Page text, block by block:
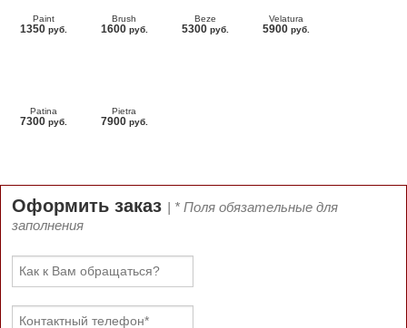
Paint
1350 руб.
Brush
1600 руб.
Beze
5300 руб.
Velatura
5900 руб.
Patina
7300 руб.
Pietra
7900 руб.
Оформить заказ | * Поля обязательные для
заполнения